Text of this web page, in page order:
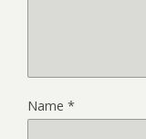
Name *